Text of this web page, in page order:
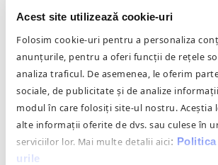
Acest site utilizează cookie-uri
Folosim cookie-uri pentru a personaliza
anunțurile, pentru a oferi funcții de rețele
analiza traficul. De asemenea, le oferim
sociale, de publicitate și de analize
modul în care folosiți site-ul nostru. Aceștia
alte informații oferite de dvs. sau culese în
serviciilor lor. Mai multe detalii aici:
urile
datelor, vă scutește de costuri de
certificare a angajaților
beneficia de răspundere
profesională din partea noastră și
bucura de expertiza și experiența
legislația europeană și în dreptul
vom implica într-o manieră
procesele operaționale desfășurate